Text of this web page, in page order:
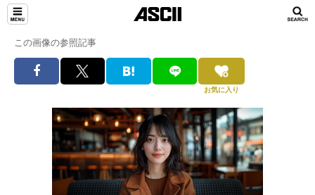
この画像の参照記事
お気に入り